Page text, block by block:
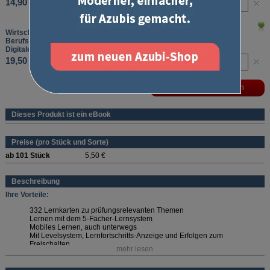
14,90 €
Wirtschafts- und Sozialkunde
Berufsübergreifendes Basiswissen
Digitale Lernkarten, Laufzeit: 12 Monate
19,50 €
Dieses Produkt ist ein eBook
Preise (pro Stück und Sorte)
ab 101 Stück
5,50 €
Beschreibung
Ihre Vorteile:
332 Lernkarten zu prüfungsrelevanten Themen
Lernen mit dem 5-Fächer-Lernsystem
Mobiles Lernen, auch unterwegs
Mit Levelsystem, Lernfortschritts-Anzeige und Erfolgen zum
Freischalten
mehr lesen